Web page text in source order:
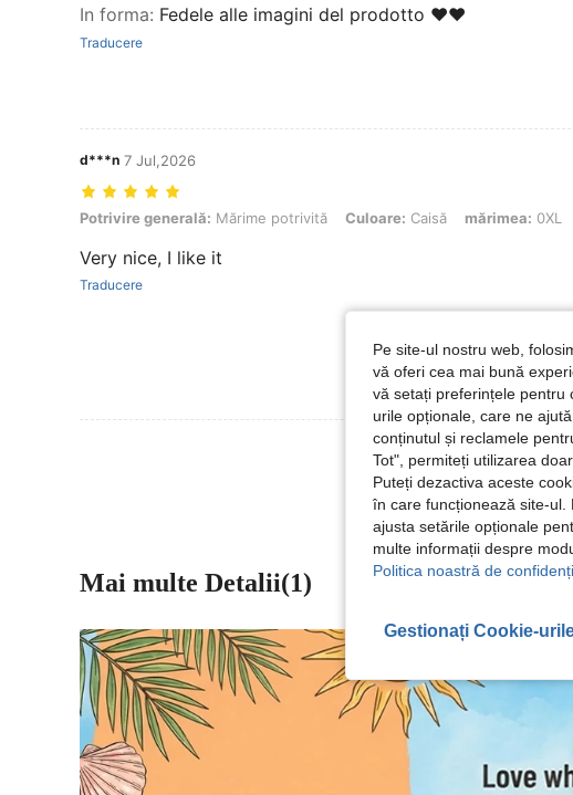
In forma: Fedele alle imagini del prodotto ❤️❤️
Traducere
d***n 7 Jul,2026
Potrivire generală: Mărime potrivită, Culoare: Caisă, mărimea: 0XL
Potrivire generală: Mărime potrivită Culoare: Caisă mărimea: 0XL
Very nice, I like it
Traducere
Vezi Mai Multe Recenzii
Mai multe Detalii(1)
Pe site-ul nostru web,
vă oferi cea mai bună
vă setați preferințele pentru
urile opționale, care ne
conținutul și reclamele
Tot", permiteți utilizarea
Puteți dezactiva aceste
în care funcționează site-ul.
ajusta setările opționale
multe informații despre
Politica noastră de
Gestionați Cookie-